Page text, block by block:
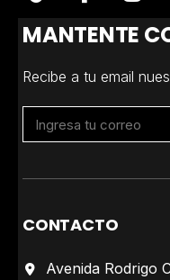
MANTENTE
Recibe a tu email
CONTACTO
Avenida Rodrigo